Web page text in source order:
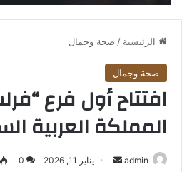
الرئيسية / صحة وجمال
صحة وجمال
افتتاح أول فرع
المملكة العربية
admin
أرسل يناير 11, 2026 0